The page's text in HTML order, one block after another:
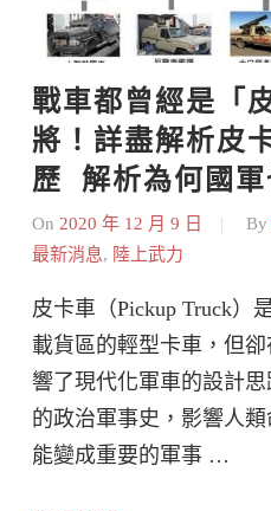
戰車都曾經是「
將！詳盡解析皮
歷  解析為何國
On 2020 年 12 月 9 日 By
最新消息, 陸上武力
皮卡車（Pickup Truck）
載貨區的輕型卡車，但
響了現代化軍車的設計
的政治軍事史，影響人
能變成重要的軍事 …